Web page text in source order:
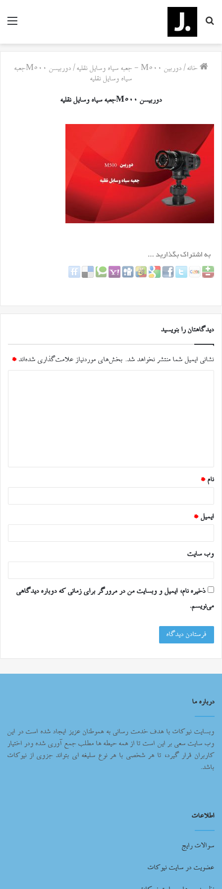
منو
برای
خانه / دوربین M500 - جعبه سیاه وسایل نقلیه /
دوربیسن M500جعبه
سیاه وسایل نقلیه
دوربیسن M500جعبه سیاه وسایل نقلیه
دیدگاهتان را بنویسید
نشانی ایمیل شما منتشر نخواهد شد. بخش‌های موردنیاز علامت‌گذاری شده‌اند *
*
نام *
ایمیل *
وب‌ سایت
ذخیره نام، ایمیل و وبسایت من در مرورگر برای زمانی که دوباره دیدگاهی
می‌نویسم.
درباره ما
وبسایت نیوکات با هدف خدمت رسانی به هموطنان عزیز ایجاد شده است در این
وب سایت سعی بر این است تا از همه حیطه ها مطلب جمع آوری شده ودر اختیار
کاربران قرار گیرد، تا هر شخصی با هر نوع سلیغه ای بتواند جزوی از نیوکات
باشد.
اطلاعات
سوالات رایج
عضویت در سایت نیوکات